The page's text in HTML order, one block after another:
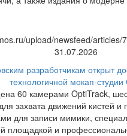
31.07.2026
разработчикам открыт
технологичной мокап-
60 камерами OptiTrack,
захвата движений кистей
для записи мимики,
площадкой и